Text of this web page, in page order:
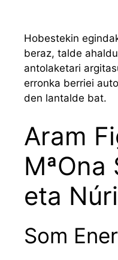
Hobestekin
beraz, talde
antolaketari
erronka berriei
den lantalde bat.
Aram
MªOna
eta
Som